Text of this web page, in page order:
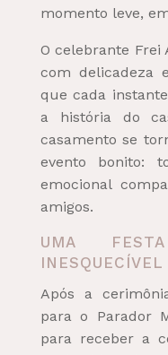
momento leve,
O celebrante
com delicadeza
que cada
a história do
casamento se
evento bonito:
emocional
amigos.
UMA
INESQUECÍVEL
Após a
para o Parador
para receber a